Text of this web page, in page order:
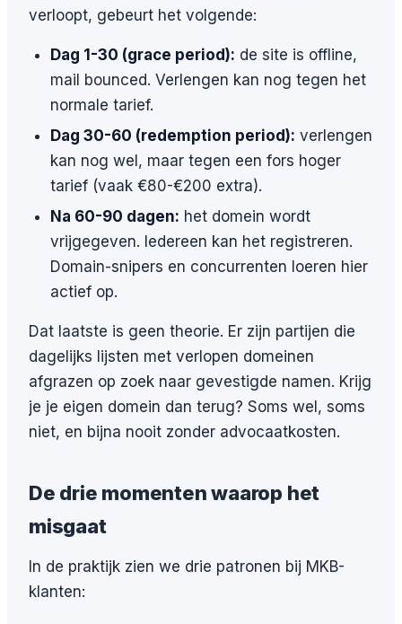
verloopt, gebeurt het volgende:
Dag 1-30 (grace period): de site is offline,
mail bounced. Verlengen kan nog tegen het
normale tarief.
Dag 30-60 (redemption period): verlengen
kan nog wel, maar tegen een fors hoger
tarief (vaak €80-€200 extra).
Na 60-90 dagen: het domein wordt
vrijgegeven. Iedereen kan het registreren.
Domain-snipers en concurrenten loeren hier
actief op.
Dat laatste is geen theorie. Er zijn partijen die
dagelijks lijsten met verlopen domeinen
afgrazen op zoek naar gevestigde namen. Krijg
je je eigen domein dan terug? Soms wel, soms
niet, en bijna nooit zonder advocaatkosten.
De drie momenten waarop het
misgaat
In de praktijk zien we drie patronen bij MKB-
klanten: